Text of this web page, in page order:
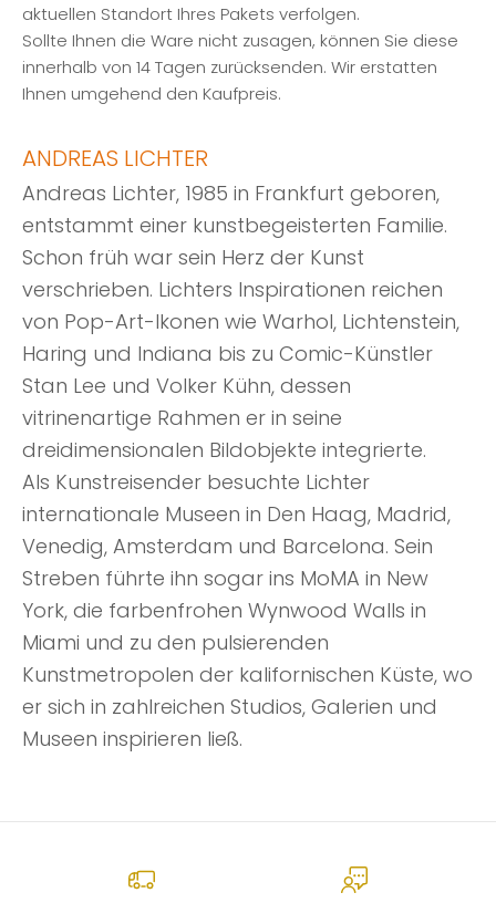
aktuellen Standort Ihres Pakets verfolgen.
Sollte Ihnen die Ware nicht zusagen, können Sie diese
innerhalb von 14 Tagen zurücksenden. Wir erstatten
Ihnen umgehend den Kaufpreis.
ANDREAS LICHTER
Andreas Lichter, 1985 in Frankfurt geboren,
entstammt einer kunstbegeisterten Familie.
Schon früh war sein Herz der Kunst
verschrieben. Lichters Inspirationen reichen
von Pop-Art-Ikonen wie Warhol, Lichtenstein,
Haring und Indiana bis zu Comic-Künstler
Stan Lee und Volker Kühn, dessen
vitrinenartige Rahmen er in seine
dreidimensionalen Bildobjekte integrierte.
Als Kunstreisender besuchte Lichter
internationale Museen in Den Haag, Madrid,
Venedig, Amsterdam und Barcelona. Sein
Streben führte ihn sogar ins MoMA in New
York, die farbenfrohen Wynwood Walls in
Miami und zu den pulsierenden
Kunstmetropolen der kalifornischen Küste, wo
er sich in zahlreichen Studios, Galerien und
Museen inspirieren ließ.